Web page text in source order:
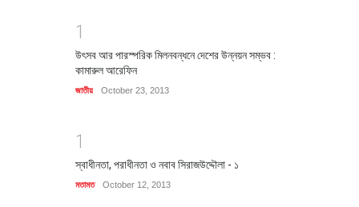
1
উৎসব আর পারস্পরিক মিলনবন্ধনে দেশের উন্নয়ন সম্ভব :
কামারুল আরেফিন
জাতীয় October 23, 2013
1
স্বাধীনতা, পরাধীনতা ও নবাব সিরাজউদ্দৌলা - ১
মতামত October 12, 2013